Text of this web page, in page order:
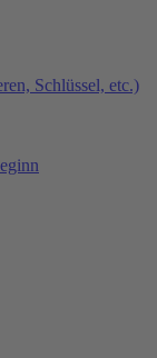
Schlüssel, etc.)